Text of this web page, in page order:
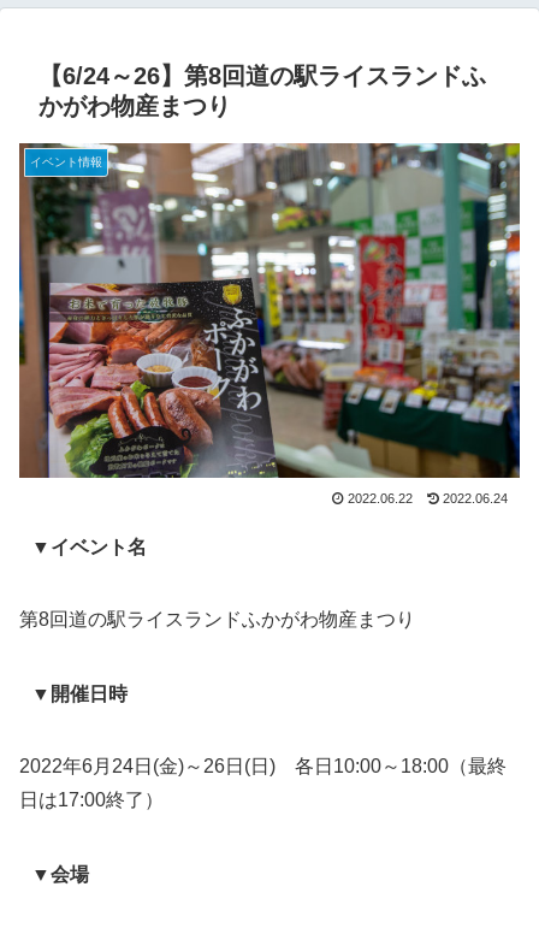
【6/24～26】第8回道の駅ライスランドふ
かがわ物産まつり
イベント情報
2022.06.22 2022.06.24
▼イベント名
第8回道の駅ライスランドふかがわ物産まつり
▼開催日時
2022年6月24日(金)～26日(日) 各日10:00～18:00（最終
日は17:00終了）
▼会場